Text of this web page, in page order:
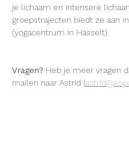
je lichaam en intensere
groepstrajecten biedt ze aan
(yogacentrum in Hasselt)
Vragen? Heb je meer vragen
mailen naar Astrid (